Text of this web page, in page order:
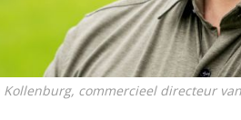
Kollenburg, commercieel directeur